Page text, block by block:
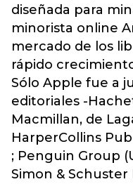
diseñada para
minorista online
mercado de los
rápido
Sólo Apple fue a
editoriales -
Macmillan, de
HarperCollins
; Penguin Group
Simon & Schuster